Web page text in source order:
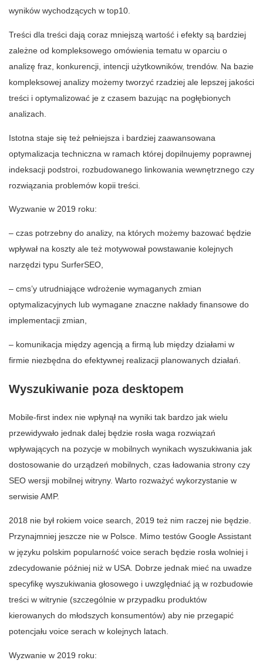
wyników wychodzących w top10.
Treści dla treści dają coraz mniejszą wartość i efekty są bardziej
zależne od kompleksowego omówienia tematu w oparciu o
analizę fraz, konkurencji, intencji użytkowników, trendów. Na bazie
kompleksowej analizy możemy tworzyć rzadziej ale lepszej jakości
treści i optymalizować je z czasem bazując na pogłębionych
analizach.
Istotna staje się też pełniejsza i bardziej zaawansowana
optymalizacja techniczna w ramach której dopilnujemy poprawnej
indeksacji podstroi, rozbudowanego linkowania wewnętrznego czy
rozwiązania problemów kopii treści.
Wyzwanie w 2019 roku:
– czas potrzebny do analizy, na których możemy bazować będzie
wpływał na koszty ale też motywował powstawanie kolejnych
narzędzi typu SurferSEO,
– cms’y utrudniające wdrożenie wymaganych zmian
optymalizacyjnych lub wymagane znaczne nakłady finansowe do
implementacji zmian,
– komunikacja między agencją a firmą lub między działami w
firmie niezbędna do efektywnej realizacji planowanych działań.
Wyszukiwanie poza desktopem
Mobile-first index nie wpłynął na wyniki tak bardzo jak wielu
przewidywało jednak dalej będzie rosła waga rozwiązań
wpływających na pozycje w mobilnych wynikach wyszukiwania jak
dostosowanie do urządzeń mobilnych, czas ładowania strony czy
SEO wersji mobilnej witryny. Warto rozważyć wykorzystanie w
serwisie AMP.
2018 nie był rokiem voice search, 2019 też nim raczej nie będzie.
Przynajmniej jeszcze nie w Polsce. Mimo testów Google Assistant
w języku polskim popularność voice serach będzie rosła wolniej i
zdecydowanie później niż w USA. Dobrze jednak mieć na uwadze
specyfikę wyszukiwania głosowego i uwzględniać ją w rozbudowie
treści w witrynie (szczególnie w przypadku produktów
kierowanych do młodszych konsumentów) aby nie przegapić
potencjału voice serach w kolejnych latach.
Wyzwanie w 2019 roku: